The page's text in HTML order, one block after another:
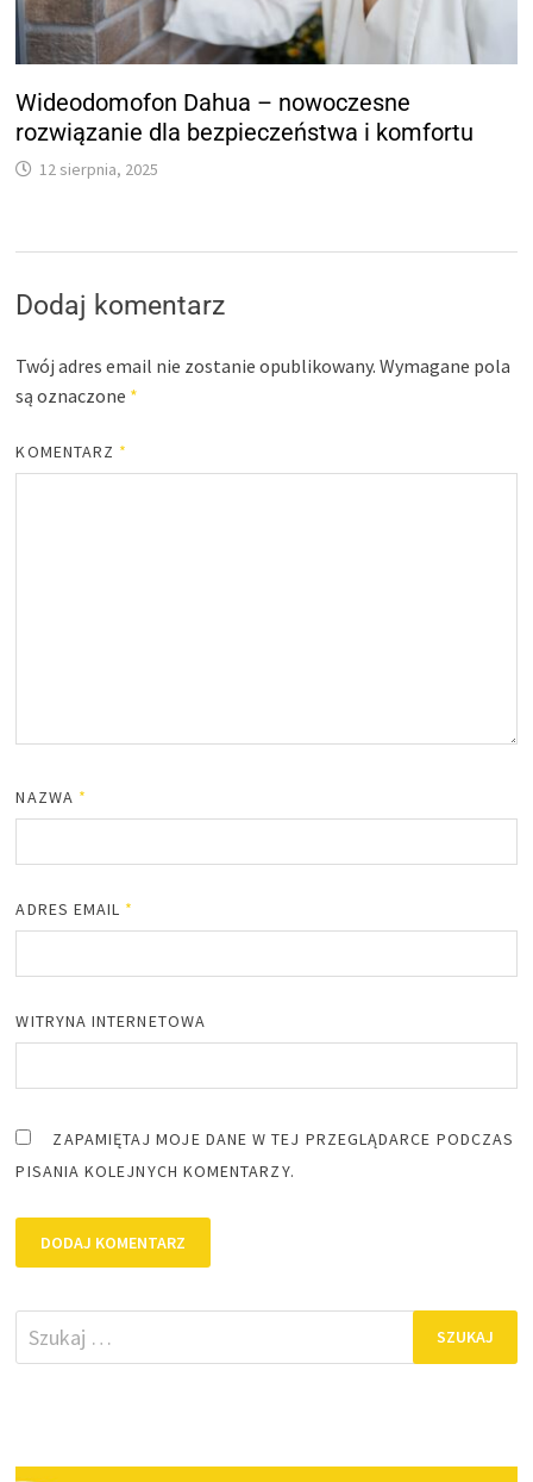
Wideodomofon Dahua – nowoczesne
rozwiązanie dla bezpieczeństwa i komfortu
12 sierpnia, 2025
Dodaj komentarz
Twój adres email nie zostanie opublikowany. Wymagane pola
są oznaczone *
KOMENTARZ *
NAZWA *
ADRES EMAIL *
WITRYNA INTERNETOWA
ZAPAMIĘTAJ MOJE DANE W TEJ PRZEGLĄDARCE PODCZAS
PISANIA KOLEJNYCH KOMENTARZY.
Szukaj: